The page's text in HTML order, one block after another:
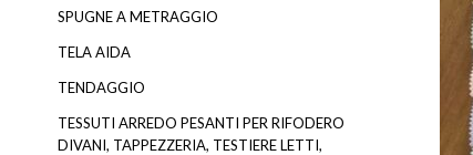
SPUGNE A METRAGGIO
TELA AIDA
TENDAGGIO
TESSUTI ARREDO PESANTI PER RIFODERO
DIVANI, TAPPEZZERIA, TESTIERE LETTI,